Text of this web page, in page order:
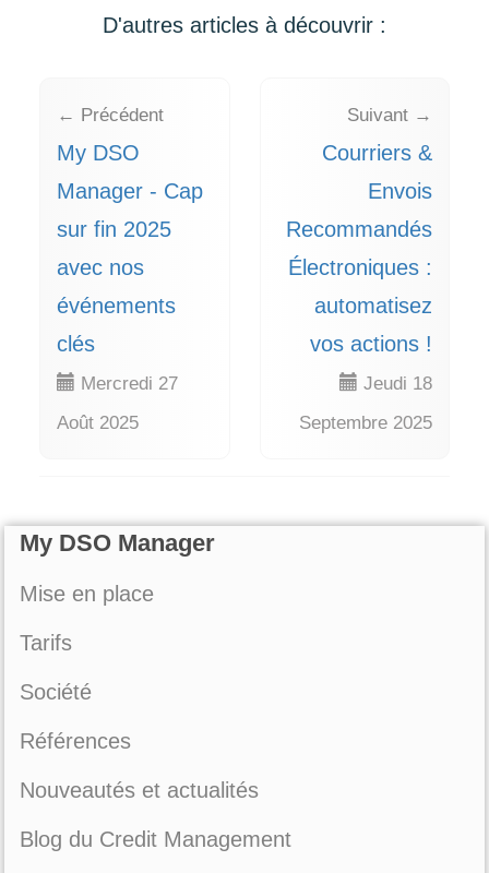
D'autres articles à découvrir :
← Précédent
My DSO
Manager - Cap
sur fin 2025
avec nos
événements
clés
Mercredi 27
Août 2025
Suivant →
Courriers &
Envois
Recommandés
Électroniques :
automatisez
vos actions !
Jeudi 18
Septembre 2025
My DSO Manager
Mise en place
Tarifs
Société
Références
Nouveautés et actualités
Blog du Credit Management